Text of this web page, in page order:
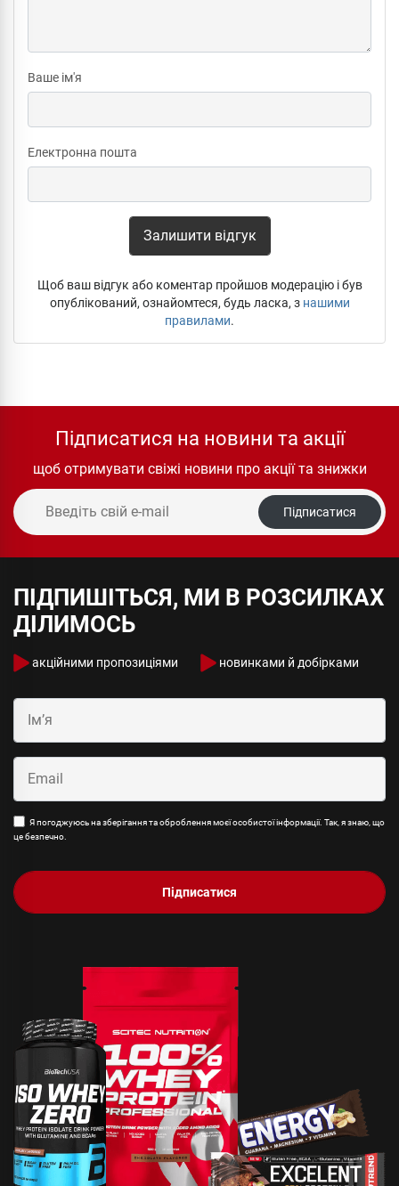
Ваше ім'я
Електронна пошта
Залишити відгук
Щоб ваш відгук або коментар пройшов модерацію і був
опублікований, ознайомтеся, будь ласка, з нашими
правилами.
Підписатися на новини та акції
щоб отримувати свіжі новини про акції та знижки
Підписатися
ПІДПИШІТЬСЯ, МИ В РОЗСИЛКАХ
ДІЛИМОСЬ
акційними пропозиціями новинками й добірками
Я погоджуюсь на зберігання та оброблення моєї особистої інформації. Так, я знаю, що
це безпечно.
Підписатися